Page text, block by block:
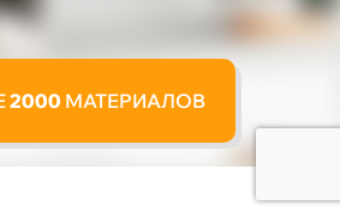
2000 МАТЕРИАЛОВ